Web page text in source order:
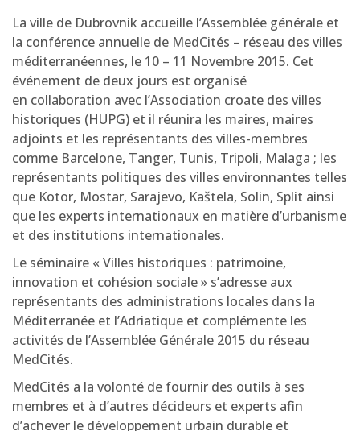
La ville de Dubrovnik accueille l’Assemblée générale et
la conférence annuelle de MedCités – réseau des villes
méditerranéennes, le 10 – 11 Novembre 2015. Cet
événement de deux jours est organisé
en collaboration avec l’Association croate des villes
historiques (HUPG) et il réunira les maires, maires
adjoints et les représentants des villes-membres
comme Barcelone, Tanger, Tunis, Tripoli, Malaga ; les
représentants politiques des villes environnantes telles
que Kotor, Mostar, Sarajevo, Kaštela, Solin, Split ainsi
que les experts internationaux en matière d’urbanisme
et des institutions internationales.
Le séminaire « Villes historiques : patrimoine,
innovation et cohésion sociale » s’adresse aux
représentants des administrations locales dans la
Méditerranée et l’Adriatique et complémente les
activités de l’Assemblée Générale 2015 du réseau
MedCités.
MedCités a la volonté de fournir des outils à ses
membres et à d’autres décideurs et experts afin
d’achever le développement urbain durable et